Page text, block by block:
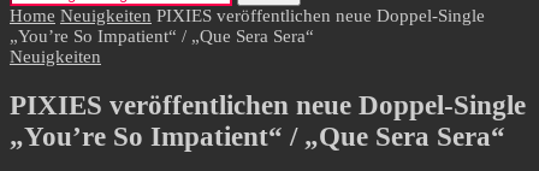
Home Neuigkeiten PIXIES veröffentlichen neue Doppel-Single
„You’re So Impatient“ / „Que Sera Sera“
Neuigkeiten
PIXIES veröffentlichen neue Doppel-Single
„You’re So Impatient“ / „Que Sera Sera“